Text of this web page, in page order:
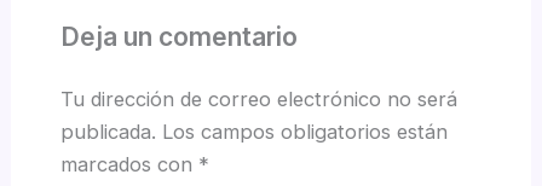
Deja un comentario
Tu dirección de correo electrónico no será
publicada. Los campos obligatorios están
marcados con *